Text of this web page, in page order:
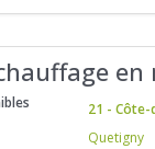
en
21 -
Quetigny